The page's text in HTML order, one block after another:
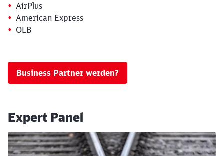
AirPlus
American Express
OLB
Business Partner werden?
Expert Panel